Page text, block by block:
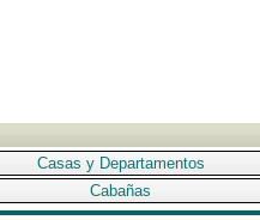
Casas y Departamentos
Cabañas